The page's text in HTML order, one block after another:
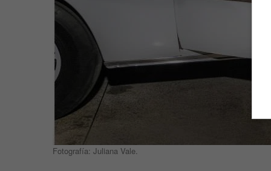
Fotografía: Juliana Vale.